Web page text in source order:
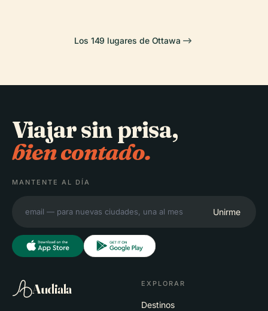
Los 149 lugares de Ottawa
Viajar sin prisa,
bien contado.
MANTENTE AL DÍA
Unirme
Audiala EXPLORAR
Destinos